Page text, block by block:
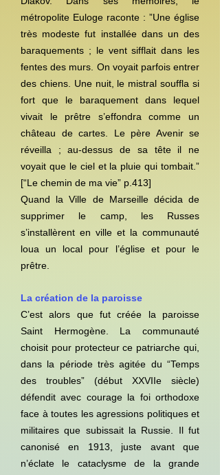
métropolite Euloge raconte : ”Une église
très modeste fut installée dans un des
baraquements ; le vent sifflait dans les
fentes des murs. On voyait parfois entrer
des chiens. Une nuit, le mistral souffla si
fort que le baraquement dans lequel
vivait le prêtre s’effondra comme un
château de cartes. Le père Avenir se
réveilla ; au-dessus de sa tête il ne
voyait que le ciel et la pluie qui tombait.”
[“Le chemin de ma vie” p.413]
Quand la Ville de Marseille décida de
supprimer le camp, les Russes
s’installèrent en ville et la communauté
loua un local pour l’église et pour le
prêtre.
La création de la paroisse
C’est alors que fut créée la paroisse
Saint Hermogène. La communauté
choisit pour protecteur ce patriarche qui,
dans la période très agitée du “Temps
des troubles” (début XXVIIe siècle)
défendit avec courage la foi orthodoxe
face à toutes les agressions politiques et
militaires que subissait la Russie. Il fut
canonisé en 1913, juste avant que
n’éclate le cataclysme de la grande